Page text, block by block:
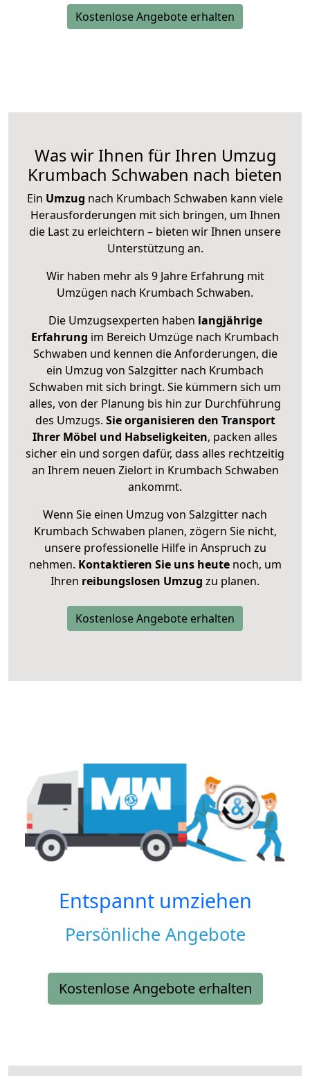
Kostenlose Angebote erhalten
Was wir Ihnen für Ihren Umzug
Krumbach Schwaben nach bieten
Ein Umzug nach Krumbach Schwaben kann viele
Herausforderungen mit sich bringen, um Ihnen
die Last zu erleichtern – bieten wir Ihnen unsere
Unterstützung an.
Wir haben mehr als 9 Jahre Erfahrung mit
Umzügen nach Krumbach Schwaben.
Die Umzugsexperten haben langjährige
Erfahrung im Bereich Umzüge nach Krumbach
Schwaben und kennen die Anforderungen, die
ein Umzug von Salzgitter nach Krumbach
Schwaben mit sich bringt. Sie kümmern sich um
alles, von der Planung bis hin zur Durchführung
des Umzugs. Sie organisieren den Transport
Ihrer Möbel und Habseligkeiten, packen alles
sicher ein und sorgen dafür, dass alles rechtzeitig
an Ihrem neuen Zielort in Krumbach Schwaben
ankommt.
Wenn Sie einen Umzug von Salzgitter nach
Krumbach Schwaben planen, zögern Sie nicht,
unsere professionelle Hilfe in Anspruch zu
nehmen. Kontaktieren Sie uns heutenoch, um
Ihren reibungslosen Umzug zu planen.
Kostenlose Angebote erhalten
Entspannt umziehen
Persönliche Angebote
Kostenlose Angebote erhalten